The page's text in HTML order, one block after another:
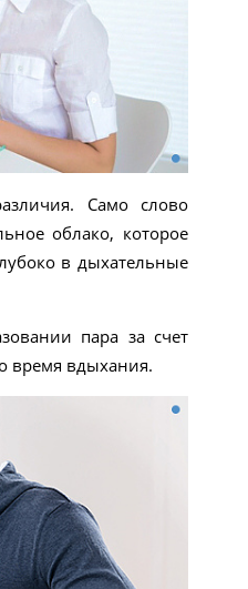
Само слово
облако, которое
в дыхательные
пара за счет
время вдыхания.